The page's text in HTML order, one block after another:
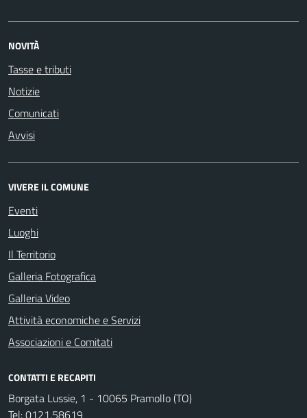
NOVITÀ
Tasse e tributi
Notizie
Comunicati
Avvisi
VIVERE IL COMUNE
Eventi
Luoghi
Il Territorio
Galleria Fotografica
Galleria Video
Attività economiche e Servizi
Associazioni e Comitati
CONTATTI E RECAPITI
Borgata Lussie, 1 - 10065 Pramollo (TO)
Tel:0121.58619